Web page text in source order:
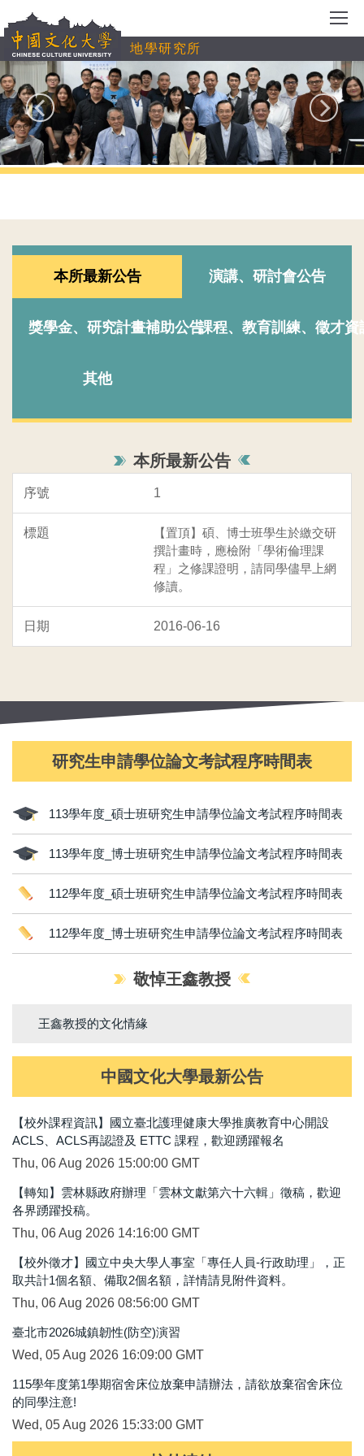
到
主
內
容
區
地學研究所
本所最新公告 演講、研討會公告
獎學金、研究計畫補助公告課程、教育訓練、徵才資
其他
本所最新公告
1
【置頂】碩、博士班學生於繳交研
撰計畫時，應檢附「學術倫理課
程」之修課證明，請同學儘早上網
修讀。
2016-06-16
研究生申請學位論文考試程序時間表
113學年度_碩士班研究生申請學位論文考試程序時間表
113學年度_博士班研究生申請學位論文考試程序時間表
112學年度_碩士班研究生申請學位論文考試程序時間表
112學年度_博士班研究生申請學位論文考試程序時間表
敬悼王鑫教授
王鑫教授的文化情緣
中國文化大學最新公告
【校外課程資訊】國立臺北護理健康大學推廣教育中心開設
ACLS、ACLS再認證及 ETTC 課程，歡迎踴躍報名
Thu, 06 Aug 2026 15:00:00 GMT
【轉知】雲林縣政府辦理「雲林文獻第六十六輯」徵稿，歡迎
各界踴躍投稿。
Thu, 06 Aug 2026 14:16:00 GMT
【校外徵才】國立中央大學人事室「專任人員-行政助理」，正
取共計1個名額、備取2個名額，詳情請見附件資料。
Thu, 06 Aug 2026 08:56:00 GMT
臺北市2026城鎮韌性(防空)演習
Wed, 05 Aug 2026 16:09:00 GMT
115學年度第1學期宿舍床位放棄申請辦法，請欲放棄宿舍床位
的同學注意!
Wed, 05 Aug 2026 15:33:00 GMT